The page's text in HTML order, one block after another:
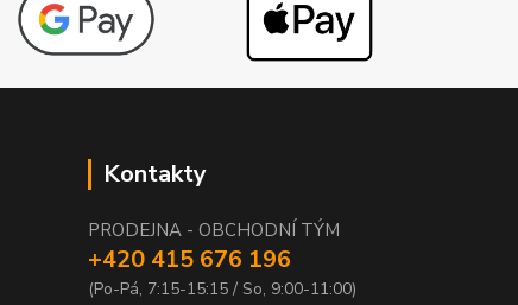
Kontakty
PRODEJNA - OBCHODNÍ TÝM
+420 415 676 196
(Po-Pá, 7:15-15:15 / So, 9:00-11:00)